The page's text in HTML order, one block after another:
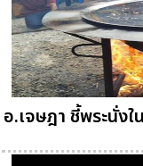
อ.เจษฎา ชี้พระนั่ง